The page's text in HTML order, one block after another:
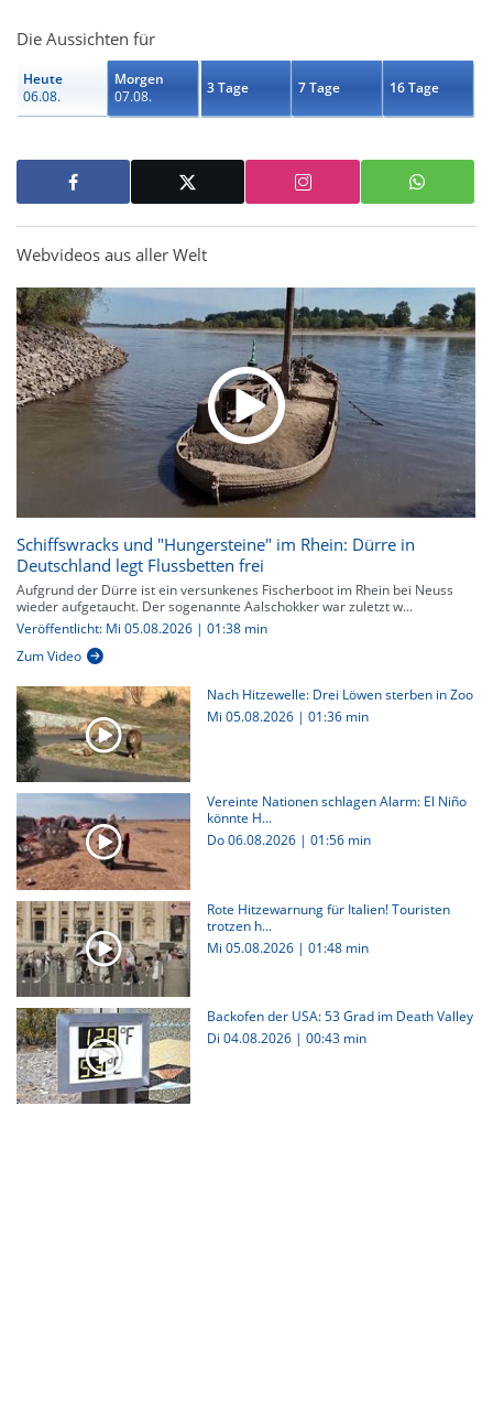
Die Aussichten für
Heute
06.08.
Morgen
07.08.
3 Tage 7 Tage 16 Tage
Webvideos aus aller Welt
Schiffswracks und "Hungersteine" im Rhein: Dürre in
Deutschland legt Flussbetten frei
Aufgrund der Dürre ist ein versunkenes Fischerboot im Rhein bei Neuss
wieder aufgetaucht. Der sogenannte Aalschokker war zuletzt w...
Veröffentlicht: Mi 05.08.2026 | 01:38 min
Zum Video
Nach Hitzewelle: Drei Löwen sterben in Zoo
Mi 05.08.2026 | 01:36 min
Vereinte Nationen schlagen Alarm: El Niño
könnte H...
Do 06.08.2026 | 01:56 min
Rote Hitzewarnung für Italien! Touristen
trotzen h...
Mi 05.08.2026 | 01:48 min
Backofen der USA: 53 Grad im Death Valley
Di 04.08.2026 | 00:43 min